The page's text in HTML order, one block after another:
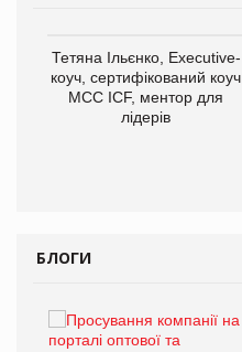
Тетяна Ільєнко, Executive-
коуч, сертифікований коуч
МСС ICF, ментор для
лідерів
БЛОГИ